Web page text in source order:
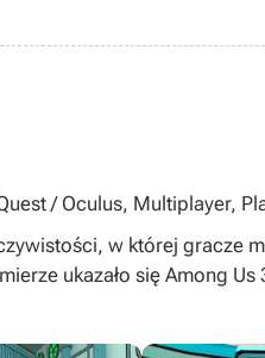
/ Oculus, Multiplayer,
Wirtualnaw której gracze
ukazało się Among Us